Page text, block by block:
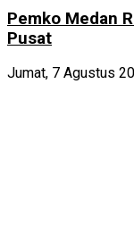
Pemko Medan
Pusat
Jumat, 7 Agustus